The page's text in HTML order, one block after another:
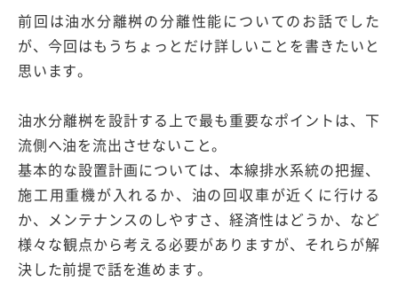
前回は油水分離桝の分離性能についてのお話でした
が、今回はもうちょっとだけ詳しいことを書きたいと
思います。
油水分離桝を設計する上で最も重要なポイントは、 下
流側へ油を流出させないこと 。
基本的な設置計画については、本線排水系統の把握、
施工用重機が入れるか、油の回収車が近くに行ける
か、メンテナンスのしやすさ、経済性はどうか、など
様々な観点から考える必要がありますが、それらが解
決した前提で話を進めます。